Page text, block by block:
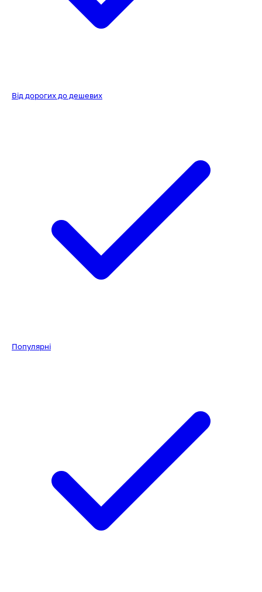
Від дорогих до дешевих
Популярні